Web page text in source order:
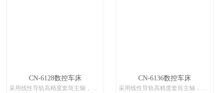
CN-6128数控车床
采用线性导轨高精度套筒主轴，是针对高精度、易排削需率的相对不太长的轴类，以及盘类的中等零件加工而设计的。
CN-6136数控车床
采用线性导轨高精度套筒主轴，是针对高精度、易排削需率的相对不太长的轴类，以及盘类的中等零件加工而设计的。